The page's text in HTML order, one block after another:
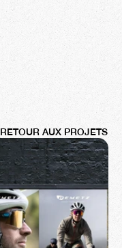
RETOUR AUX PROJETS